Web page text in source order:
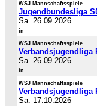
WSJ Mannschaftsspiele
Jugendbundesliga
Sa. 26.09.2026
in
WSJ Mannschaftsspiele
Verbandsjugendliga
Sa. 26.09.2026
in
WSJ Mannschaftsspiele
Verbandsjugendliga
Sa. 17.10.2026